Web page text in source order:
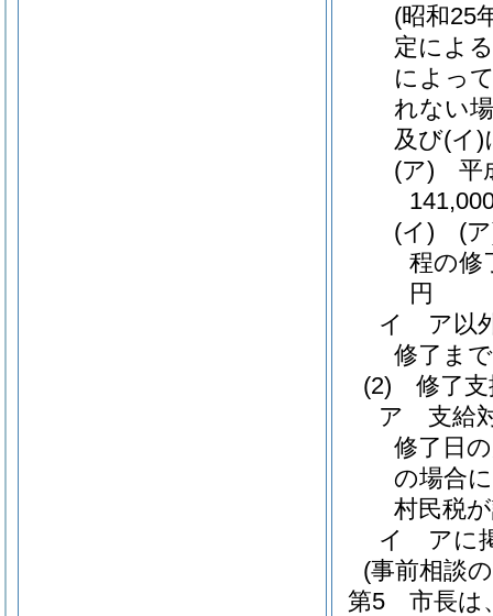
(昭和25
定によ
によっ
れない
及び(イ)
(ア) 平
(イ)
(
程の修
円
イ ア以
修了ま
(2) 修了支
ア 支給
修了日
の場合
村民税
イ アに
(事前相談
第5 市長は